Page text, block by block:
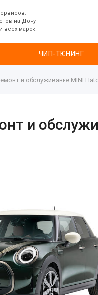
на-Дону
всех марок!
ЧИП-ТЮНИНГ
и обслуживание MINI
и